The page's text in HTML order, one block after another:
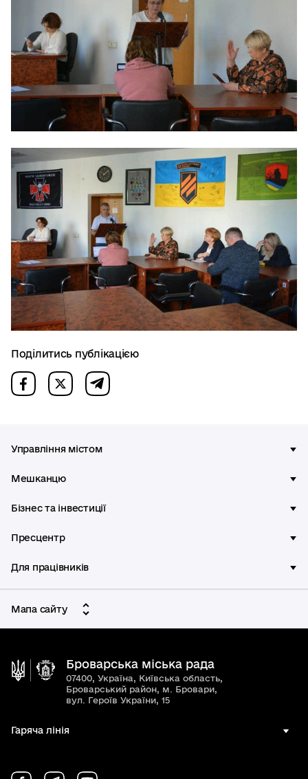
Поділитись публікацією
Управління містом
Мешканцю
Бізнес та інвестиції
Пресцентр
Для працівників
Мапа сайту
Броварська міська рада
07400, Україна, Київська область,
Броварський район, м. Бровари,
вул. Героїв України, 15
Гаряча лінія